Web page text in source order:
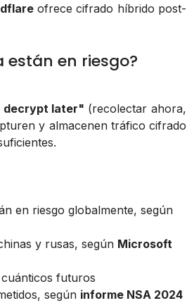
ofrece cifrado híbrido post-
están en riesgo?
decrypt later" (recolectar ahora,
y almacenen tráfico cifrado
en riesgo globalmente, según
y rusas, según Microsoft
futuros
según informe NSA 2024